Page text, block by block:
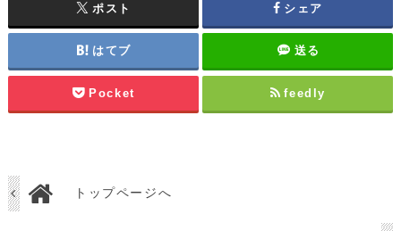
ポスト シェア
はてブ 送る
Pocket feedly
トップページへ